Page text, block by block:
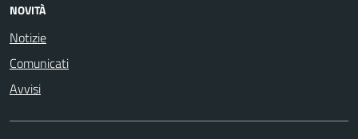
NOVITÀ
Notizie
Comunicati
Avvisi